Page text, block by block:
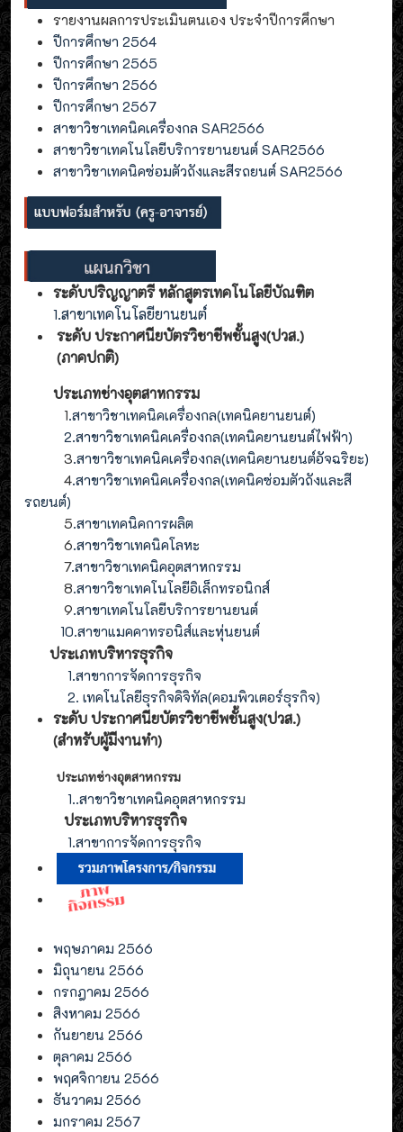
รายงานผลการประเมินตนเอง ประจำปีการศึกษา
ปีการศึกษา 2564
ปีการศึกษา 2565
ปีการศึกษา 2566
ปีการศึกษา 2567
สาขาวิชาเทคนิคเครื่องกล SAR2566
สาขาวิชาเทคโนโลยีบริการยานยนต์ SAR2566
สาขาวิชาเทคนิคซ่อมตัวถังและสีรถยนต์ SAR2566
ระดับปริญญาตรี หลักสูตรเทคโนโลยีบัณฑิต
1.สาขาเทคโนโลยียานยนต์
ระดับ ประกาศนียบัตรวิชาชีพชั้นสูง(ปวส.)
(ภาคปกติ)
ประเภทช่างอุตสาหกรรม
1.สาขาวิชาเทคนิคเครื่องกล(เทคนิคยานยนต์)
2.สาขาวิชาเทคนิคเครื่องกล(เทคนิคยานยนต์ไฟฟ้า)
3.สาขาวิชาเทคนิคเครื่องกล(เทคนิคยานยนต์อัจฉริยะ)
4.สาขาวิชาเทคนิคเครื่องกล(เทคนิคซ่อมตัวถังและสี
รถยนต์)
5.สาขาเทคนิคการผลิต
6.สาขาวิชาเทคนิคโลหะ
7.สาขาวิชาเทคนิคอุตสาหกรรม
8.สาขาวิชาเทคโนโลยีอิเล็กทรอนิกส์
9.สาขาเทคโนโลยีบริการยานยนต์
10.สาขาแมคคาทรอนิส์และหุ่นยนต์
ประเภทบริหารธุรกิจ
1.สาขาการจัดการธุรกิจ
2. เทคโนโลยีธุรกิจดิจิทัล(คอมพิวเตอร์ธุรกิจ)
ระดับ ประกาศนียบัตรวิชาชีพชั้นสูง(ปวส.)
(สำหรับผู้มีงานทำ)
ประเภทช่างอุตสาหกรรม
1..สาขาวิชาเทคนิคอุตสาหกรรม
ประเภทบริหารธุรกิจ
1.สาขาการจัดการธุรกิจ
พฤษภาคม 2566
มิถุนายน 2566
กรกฎาคม 2566
สิงหาคม 2566
กันยายน 2566
ตุลาคม 2566
พฤศจิกายน 2566
ธันวาคม 2566
มกราคม 2567